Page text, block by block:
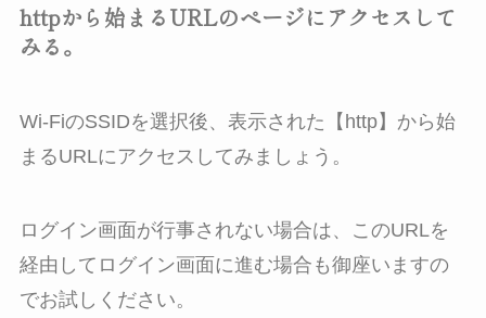
httpから始まるURLのページにアクセスして
みる。
Wi-FiのSSIDを選択後、表示された【http】から始
まるURLにアクセスしてみましょう。
ログイン画面が行事されない場合は、このURLを
経由してログイン画面に進む場合も御座いますの
でお試しください。